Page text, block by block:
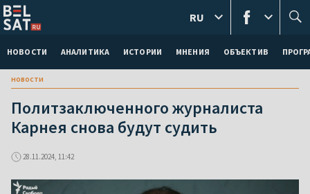
НОВОСТИ АНАЛИТИКА ИСТОРИИ МНЕНИЯ ОБЪЕКТИВ
RU
новости
Политзаключенного журналиста
Карнея снова будут судить
28.11.2024, 11:42